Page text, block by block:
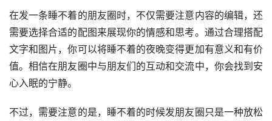
在发一条睡不着的朋友圈时，不仅需要注意内容的编辑，还
需要选择合适的配图来展现你的情感和思考。通过合理搭配
文字和图片，你可以将睡不着的夜晚变得更加有意义和有价
值。相信在朋友圈中与朋友们的互动和交流中，你会找到安
心入眠的宁静。
不过，需要注意的是，睡不着的时候发朋友圈只是一种放松